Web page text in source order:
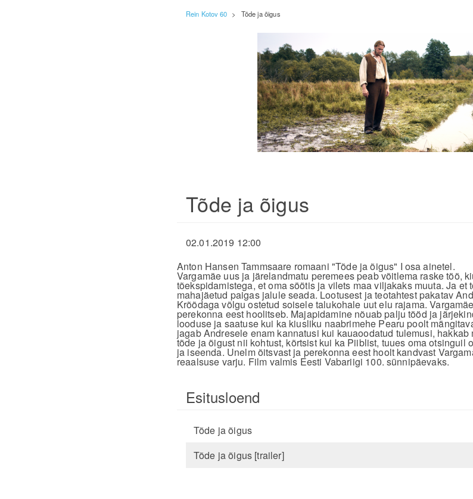
Rein Kotov 60 > Tõde ja õigus
Tõde ja õigus
02.01.2019 12:00
Anton Hansen Tammsaare romaani "Tõde ja õigus" I osa ainetel.
Vargamäe uus ja järelandmatu peremees peab võitlema raske töö,
tõekspidamistega, et oma söötis ja vilets maa viljakaks muuta. Ja et
mahajäetud paigas jalule seada. Lootusest ja teotahtest pakatav
Krõõdaga võlgu ostetud soisele talukohale uut elu rajama.
perekonna eest hoolitseb. Majapidamine nõuab palju tööd ja
looduse ja saatuse kui ka kiusliku naabrimehe Pearu poolt
jagab Andresele enam kannatusi kui kauaoodatud tulemusi,
tõde ja õigust nii kohtust, kõrtsist kui ka Piiblist, tuues oma otsinguil
ja iseenda. Unelm õitsvast ja perekonna eest hoolt kandvast
reaalsuse varju. Film valmis Eesti Vabariigi 100. sünnipäevaks.
Esitusloend
Tõde ja õigus
Tõde ja õigus [trailer]